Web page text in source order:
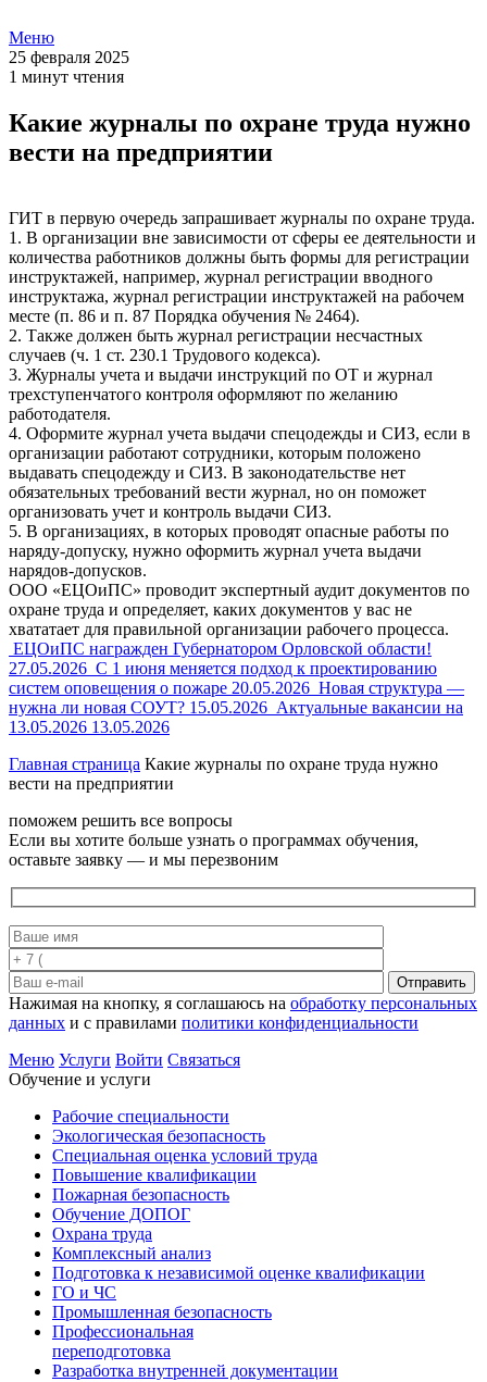
Меню
25 февраля 2025
1 минут чтения
Какие журналы по охране труда нужно
вести на предприятии
ГИТ в первую очередь запрашивает журналы по охране труда.
1. В организации вне зависимости от сферы ее деятельности и
количества работников должны быть формы для регистрации
инструктажей, например, журнал регистрации вводного
инструктажа, журнал регистрации инструктажей на рабочем
месте (п. 86 и п. 87 Порядка обучения № 2464).
2. Также должен быть журнал регистрации несчастных
случаев (ч. 1 ст. 230.1 Трудового кодекса).
3. Журналы учета и выдачи инструкций по ОТ и журнал
трехступенчатого контроля оформляют по желанию
работодателя.
4. Оформите журнал учета выдачи спецодежды и СИЗ, если в
организации работают сотрудники, которым положено
выдавать спецодежду и СИЗ. В законодательстве нет
обязательных требований вести журнал, но он поможет
организовать учет и контроль выдачи СИЗ.
5. В организациях, в которых проводят опасные работы по
наряду-допуску, нужно оформить журнал учета выдачи
нарядов-допусков.
ООО «ЕЦОиПС» проводит экспертный аудит документов по
охране труда и определяет, каких документов у вас не
хвататает для правильной организации рабочего процесса.
ЕЦОиПС награжден Губернатором Орловской области!
27.05.2026 С 1 июня меняется подход к проектированию
систем оповещения о пожаре 20.05.2026 Новая структура —
нужна ли новая СОУТ? 15.05.2026 Актуальные вакансии на
13.05.2026 13.05.2026
Главная страница Какие журналы по охране труда нужно
вести на предприятии
поможем решить все вопросы
Если вы хотите больше узнать о программах обучения,
оставьте заявку — и мы перезвоним
Отправить
Нажимая на кнопку, я соглашаюсь на обработку персональных
данных и с правилами политики конфиденциальности
Меню Услуги Войти Связаться
Обучение и услуги
Рабочие специальности
Экологическая безопасность
Специальная оценка условий труда
Повышение квалификации
Пожарная безопасность
Обучение ДОПОГ
Охрана труда
Комплексный анализ
Подготовка к независимой оценке квалификации
ГО и ЧС
Промышленная безопасность
Профессиональная
переподготовка
Разработка внутренней документации